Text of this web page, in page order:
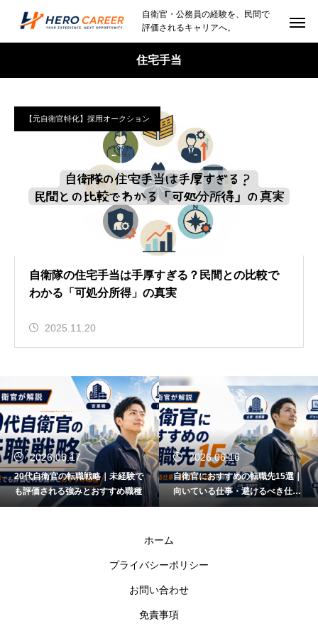
自衛官・公務員の経験を、民間で
評価されるキャリアへ。
住宅手当
【元自衛官特化】採用オークション
自衛隊の住宅手当は手厚すぎる？民間との比較で
わかる「可処分所得」の真実
2025.11.20
2026.06.17
20代自衛官の転職戦略｜未経験で
も評価される強みとおすすめ職種
2026.06.16
自衛官におすすめの転職先15選｜
向いている仕事・避けるべき仕事
も解説
ホーム
プライバシーポリシー
お問い合わせ
免責事項